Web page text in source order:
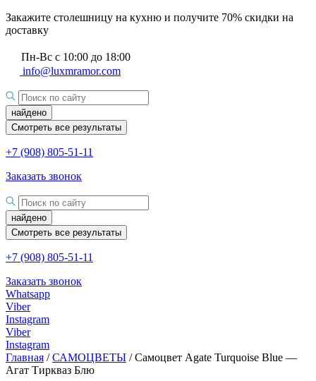
Закажите столешницу на кухню и получите 70% скидки на
доставку
Пн-Вс с 10:00 до 18:00
info@luxmramor.com
найдено
Смотреть все результаты
+7 (908) 805-51-11
Заказать звонок
найдено
Смотреть все результаты
+7 (908) 805-51-11
Заказать звонок
Whatsapp
Viber
Instagram
Viber
Instagram
Главная /САМОЦВЕТЫ / Самоцвет Agate Turquoise Blue —
Агат Тиркваз Блю